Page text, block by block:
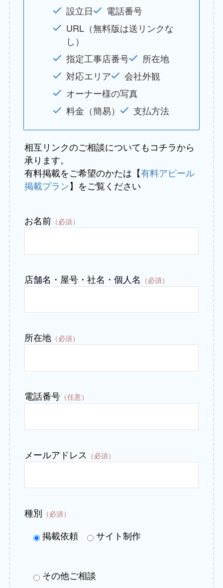
設立日
電話番号
URL（無料版は送リンクな
し）
指定工事店番号
所在地
対応エリア
会社外観
オーナー様の写真
料金（簡易）
支払方法
相互リンクのご相談についてもコチラから
承ります。
有料掲載をご希望のかたは【有料アピール
掲載プラン】をご覧ください
お名前（必須）
店舗名・屋号・社名・個人名 （必須）
所在地（必須）
電話番号（任意）
メールアドレス （必須）
種別 （必須）
掲載依頼 サイト制作
その他ご相談